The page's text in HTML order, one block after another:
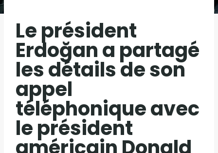
Le président
Erdoğan a partagé
les détails de son
appel
téléphonique avec
le président